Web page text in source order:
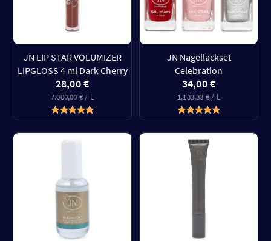
JN LIP STAR VOLUMIZER
LIPGLOSS 4 ml Dark Cherry
28,00 €
7.000,00 € / L
JN Nagellackset
Celebration
34,00 €
1.133,33 € / L